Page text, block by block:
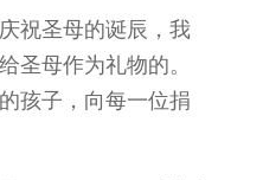
祝圣母的诞辰，我
圣母作为礼物的。
孩子，向每一位捐